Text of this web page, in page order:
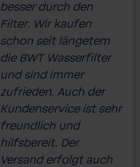
besser durch den
Filter. Wir kaufen
schon seit längetem
die BWT Wasserfilter
und sind immer
zufrieden. Auch der
Kundenservice ist sehr
freundlich und
hilfsbereit. Der
Versand erfolgt auch